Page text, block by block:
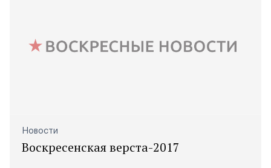
Новости
Воскресенская верста-2017